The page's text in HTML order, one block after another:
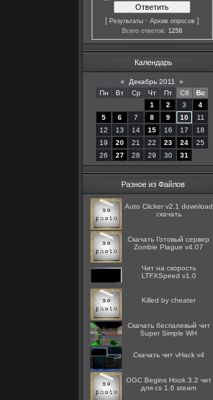
[ Результаты · Архив опросов ]
Всего ответов: 1258
Календарь
« Декабрь 2011
»
Пн
Вт Ср Чт Пт Сб
Вс
1
2 3
4
5
6 7 8 9 10
11
12
13 14 15 16 17
18
19
20 21 22 23 24
25
26
27 28 29 30 31
Разное из Файлов
Auto Clicker v2.1 download
скачать
Скачать Готовый сервер
Zombie Plague v4.07
Чит на скорость
LTFXSpeed v1.0
Killed by cheater
Скачать беспалевый чит
Super Simple WH
Скачать чит vHack v4
OGC Begins Hook 3.2 чит
для cs 1.6 steam